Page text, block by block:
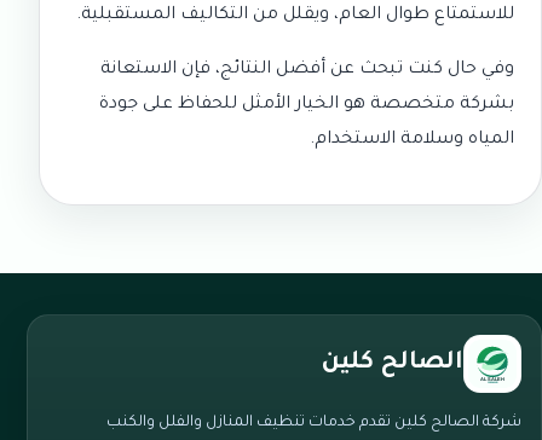
للاستمتاع طوال العام، ويقلل من التكاليف المستقبلية.
وفي حال كنت تبحث عن أفضل النتائج، فإن الاستعانة
بشركة متخصصة هو الخيار الأمثل للحفاظ على جودة
المياه وسلامة الاستخدام.
الصالح كلين
شركة الصالح كلين تقدم خدمات تنظيف المنازل والفلل والكنب